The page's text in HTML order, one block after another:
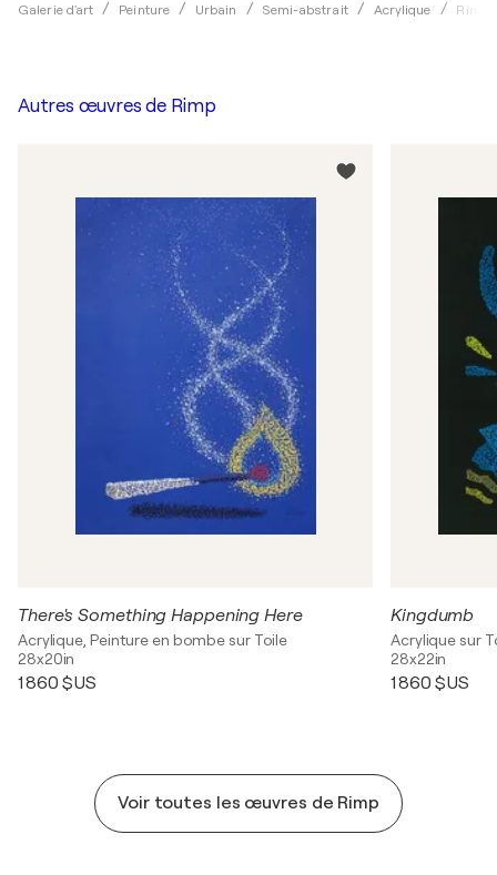
Galerie d'art Peinture Urbain Semi-abstrait Acrylique Rimp
Autres œuvres de Rimp
There's Something Happening Here
Acrylique, Peinture en bombe sur Toile
28x20in
1 860 $US
Kingdumb
Acrylique sur
28x22in
1 860 $US
Voir toutes les œuvres de Rimp